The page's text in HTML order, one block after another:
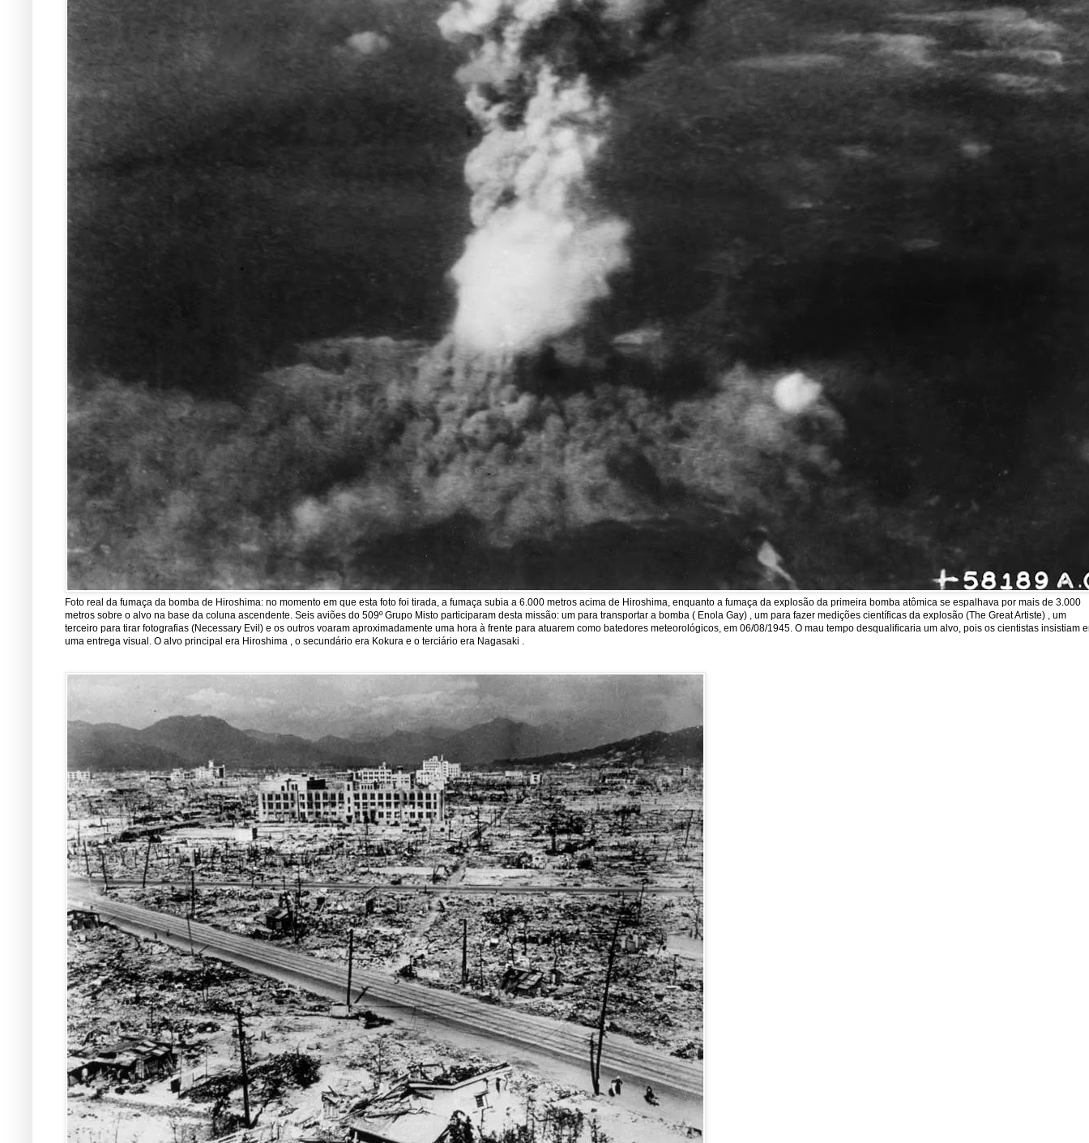
Foto real da fumaça da bomba de Hiroshima: no momento em que esta foto foi tirada, a fumaça subia a 6.000 metros acima de Hiroshima, enquanto a fumaça da explosão da primeira bomba atômica se espalhava por mais de 3.000
metros sobre o alvo na base da coluna ascendente. Seis aviões do 509º Grupo Misto participaram desta missão: um para transportar a bomba ( Enola Gay) , um para fazer medições científicas da explosão (The Great Artiste) , um
terceiro para tirar fotografias (Necessary Evil) e os outros voaram aproximadamente uma hora à frente para atuarem como batedores meteorológicos, em 06/08/1945. O mau tempo desqualificaria um alvo, pois os cientistas insistiam
uma entrega visual. O alvo principal era Hiroshima , o secundário era Kokura e o terciário era Nagasaki .